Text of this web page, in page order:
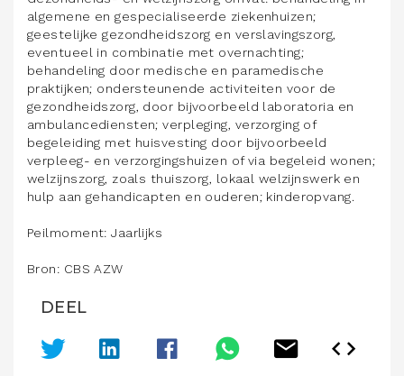
algemene en gespecialiseerde ziekenhuizen;
geestelijke gezondheidszorg en verslavingszorg,
eventueel in combinatie met overnachting;
behandeling door medische en paramedische
praktijken; ondersteunende activiteiten voor de
gezondheidszorg, door bijvoorbeeld laboratoria en
ambulancediensten; verpleging, verzorging of
begeleiding met huisvesting door bijvoorbeeld
verpleeg- en verzorgingshuizen of via begeleid wonen;
welzijnszorg, zoals thuiszorg, lokaal welzijnswerk en
hulp aan gehandicapten en ouderen; kinderopvang.
Peilmoment: Jaarlijks
Bron: CBS AZW
DEEL